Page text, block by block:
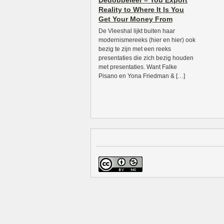
Reality to Where It Is You
Get Your Money From
De Vleeshal lijkt buiten haar
modernismereeks (hier en hier) ook
bezig te zijn met een reeks
presentaties die zich bezig houden
met presentaties. Want Falke
Pisano en Yona Friedman & […]